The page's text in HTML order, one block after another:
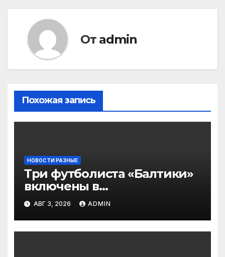
От admin
Похожая запись
НОВОСТИ РАЗНЫЕ
Три футболиста «Балтики»
включены в
символическую сборную
2‑го тура РПЛ по версии
подписчиков МАТЧ
ПРЕМЬЕР
АВГ 3, 2026 ADMIN